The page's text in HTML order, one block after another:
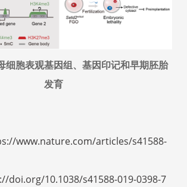
细胞表观基因组、基因印记和早期胚胎
发育
www.nature.com/articles/s41588-
doi.org/10.1038/s41588-019-0398-7